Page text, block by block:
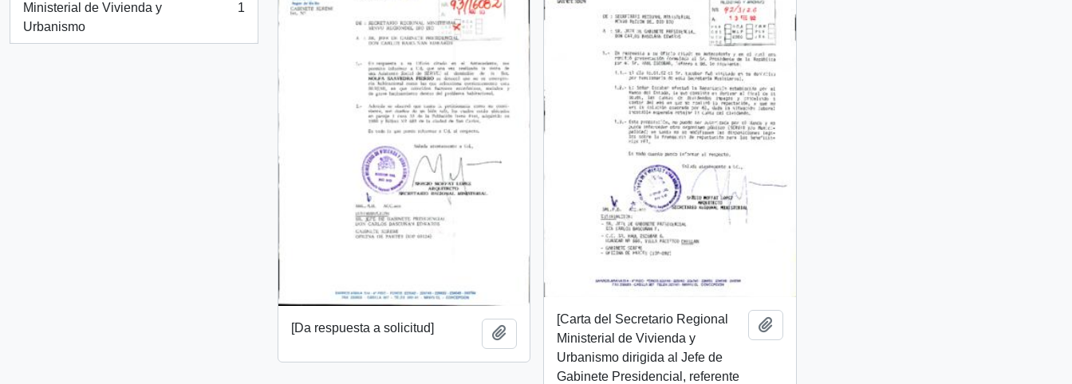
Ministerial de Vivienda y
Urbanismo
, 1 resultados
1
[Da respuesta a solicitud] Añadir al portapapeles
[Carta del Secretario Regional
Ministerial de Vivienda y
Urbanismo dirigida al Jefe de
Gabinete Presidencial, referente
Añadir al portapapeles